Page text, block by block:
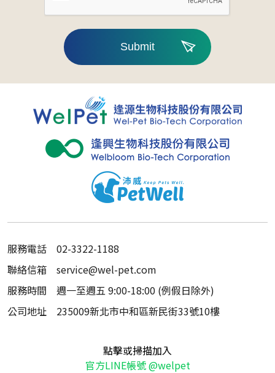
Submit
服務電話
02-3322-1188
聯絡信箱
service@wel-pet.com
服務時間
週一至週五 9:00-18:00 (例假日除外)
公司地址
235009新北市中和區新民街33號10樓
點擊或掃描加入
官方LINE帳號 @welpet